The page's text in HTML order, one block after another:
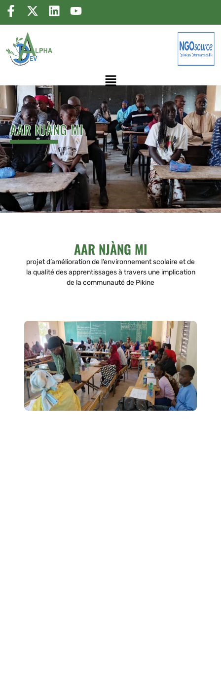
AAR NJÀNG MI
AAR NJÀNG MI
AAR NJÀNG MI
projet d’amélioration de l’environnement scolaire et de
la qualité des apprentissages à travers une implication
de la communauté de Pikine